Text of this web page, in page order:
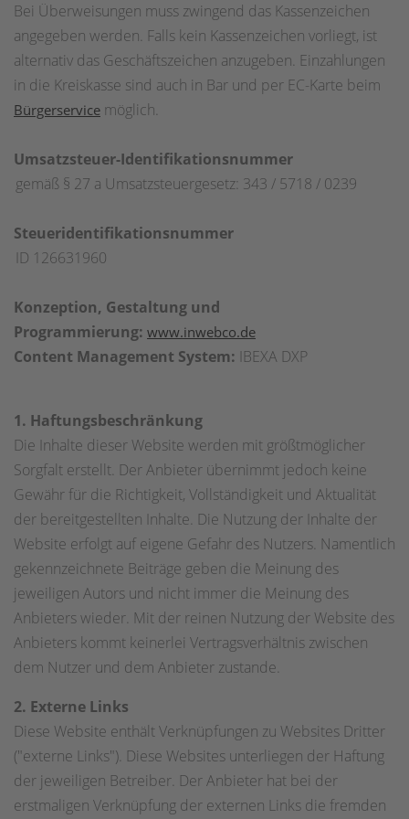
Bei Überweisungen muss zwingend das Kassenzeichen
angegeben werden. Falls kein Kassenzeichen vorliegt, ist
alternativ das Geschäftszeichen anzugeben. Einzahlungen
in die Kreiskasse sind auch in Bar und per EC-Karte beim
Bürgerservice möglich.
Umsatzsteuer-Identifikationsnummer
gemäß § 27 a Umsatzsteuergesetz: 343 / 5718 / 0239
Steueridentifikationsnummer
ID 126631960
Konzeption, Gestaltung und
Programmierung: www.inwebco.de
Content Management System: IBEXA DXP
1. Haftungsbeschränkung
Die Inhalte dieser Website werden mit größtmöglicher
Sorgfalt erstellt. Der Anbieter übernimmt jedoch keine
Gewähr für die Richtigkeit, Vollständigkeit und Aktualität
der bereitgestellten Inhalte. Die Nutzung der Inhalte der
Website erfolgt auf eigene Gefahr des Nutzers. Namentlich
gekennzeichnete Beiträge geben die Meinung des
jeweiligen Autors und nicht immer die Meinung des
Anbieters wieder. Mit der reinen Nutzung der Website des
Anbieters kommt keinerlei Vertragsverhältnis zwischen
dem Nutzer und dem Anbieter zustande.
2. Externe Links
Diese Website enthält Verknüpfungen zu Websites Dritter
("externe Links"). Diese Websites unterliegen der Haftung
der jeweiligen Betreiber. Der Anbieter hat bei der
erstmaligen Verknüpfung der externen Links die fremden